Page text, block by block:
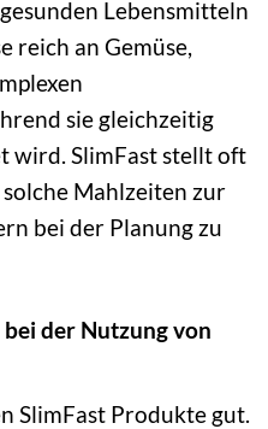
Lebensmitteln
reich an Gemüse,
sie gleichzeitig
wird. SlimFast stellt oft
Mahlzeiten zur
bei der Planung zu
der Nutzung von
SlimFast Produkte gut.